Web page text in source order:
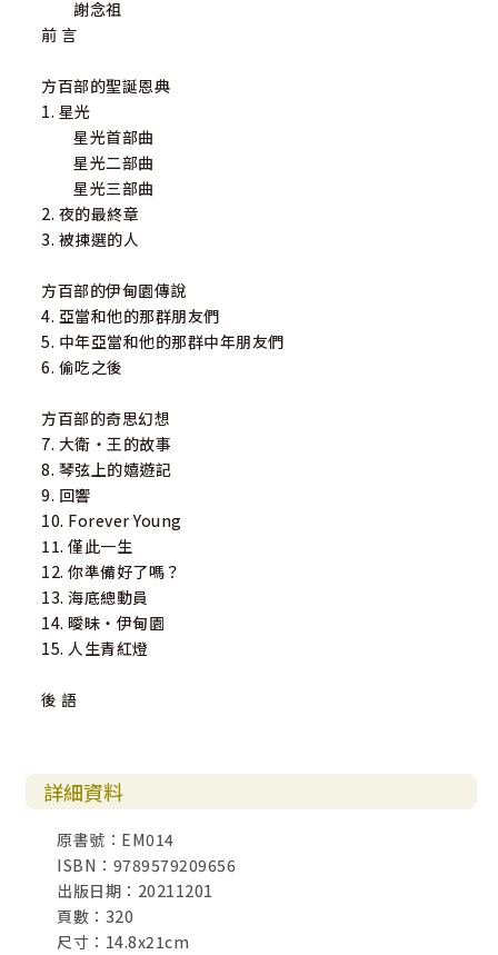
謝念祖
前 言
方百部的聖誕恩典
1. 星光
星光首部曲
星光二部曲
星光三部曲
2. 夜的最終章
3. 被揀選的人
方百部的伊甸園傳說
4. 亞當和他的那群朋友們
5. 中年亞當和他的那群中年朋友們
6. 偷吃之後
方百部的奇思幻想
7. 大衛‧王的故事
8. 琴弦上的嬉遊記
9. 回響
10. Forever Young
11. 僅此一生
12. 你準備好了嗎？
13. 海底總動員
14. 曖昧‧伊甸園
15. 人生青紅燈
後 語
詳細資料
原書號：EM014
ISBN：9789579209656
出版日期：20211201
頁數：320
尺寸：14.8x21cm